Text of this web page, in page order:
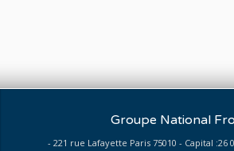
Groupe National
- 221 rue Lafayette Paris 75010 - Capital :26